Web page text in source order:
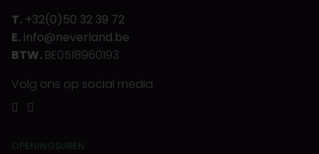
T. +32(0)50 32 39 72
E. info@neverland.be
BTW. BE0518960193
Volg ons op social media
OPENINGSUREN